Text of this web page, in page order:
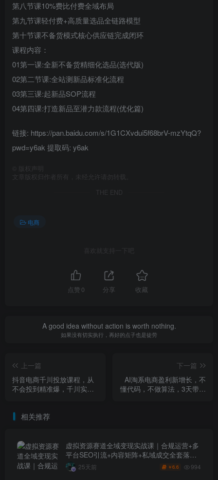
第八节课10%费比付费全域布局
第九节课轻付费+高质量选品全链路模型
第十节课不备货模式核心供应链完成闭环
课程内容：
01第一课:全新不备货精细化选品(选代版)
02第二节课:全站测新品标准化流程
03第三课:起新品SOP流程
04第四课:打造新品至潜力款流程(优化篇)
链接: https://pan.baidu.com/s/1G1CXvdui5f68brV-mzYtqQ?
pwd=y6ak 提取码: y6ak
版权声明
文章版权归作者所有，未经允许请勿转载。
THE END
电商
喜欢就支持一下吧
点赞 0 分享 收藏
A good idea without action is worth nothing.
如果没有切实执行，再好的点子也是徒劳
上一篇
抖音电商千川投放课程，从
不会投到精准爆，千川实操
下一篇
AI淘系电商盈利新增长，不
懂代码，不做算法，3天带你
相关推荐
虚拟资源赛道全域变现实战课｜合规运营+多
平台SEO引流+内容矩阵+私域成交全套落地
玩法25天前 ￥6.6 994